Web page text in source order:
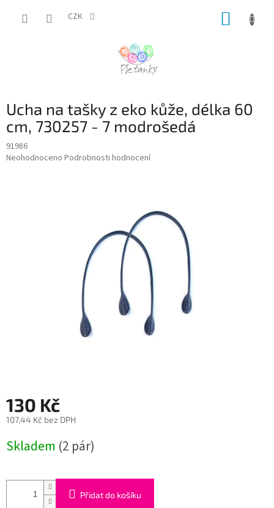
CZK
Ucha na tašky z eko kůže, délka 60
cm, 730257 - 7 modrošedá
91986
Průměrné
Neohodnoceno Podrobnosti hodnocení
130 Kč
107,44 Kč bez DPH
cena:
Skladem (2 pár)
Přidat do košíku